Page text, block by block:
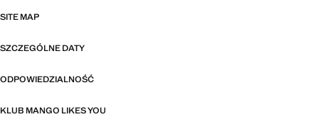
SITE MAP
SZCZEGÓLNE DATY
ODPOWIEDZIALNOŚĆ
KLUB MANGO LIKES YOU